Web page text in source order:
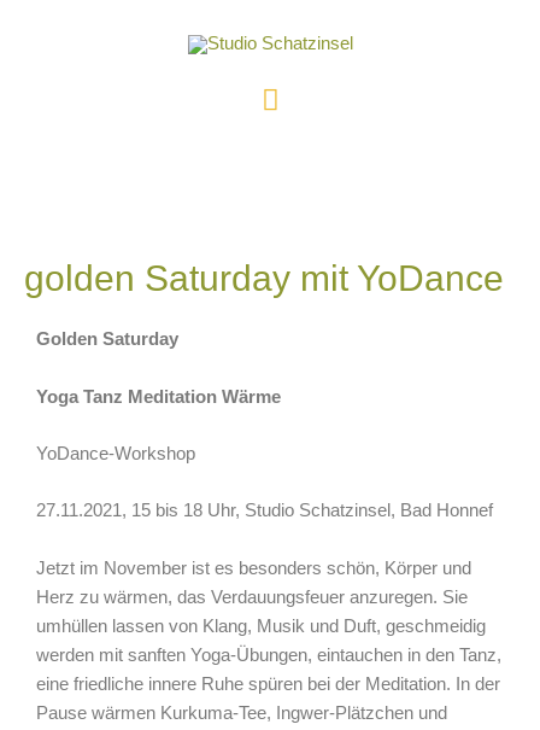
golden Saturday mit YoDance
Golden Saturday
Yoga Tanz Meditation Wärme
YoDance-Workshop
27.11.2021, 15 bis 18 Uhr, Studio Schatzinsel, Bad Honnef
Jetzt im November ist es besonders schön, Körper und
Herz zu wärmen, das Verdauungsfeuer anzuregen. Sie
umhüllen lassen von Klang, Musik und Duft, geschmeidig
werden mit sanften Yoga-Übungen, eintauchen in den Tanz,
eine friedliche innere Ruhe spüren bei der Meditation. In der
Pause wärmen Kurkuma-Tee, Ingwer-Plätzchen und